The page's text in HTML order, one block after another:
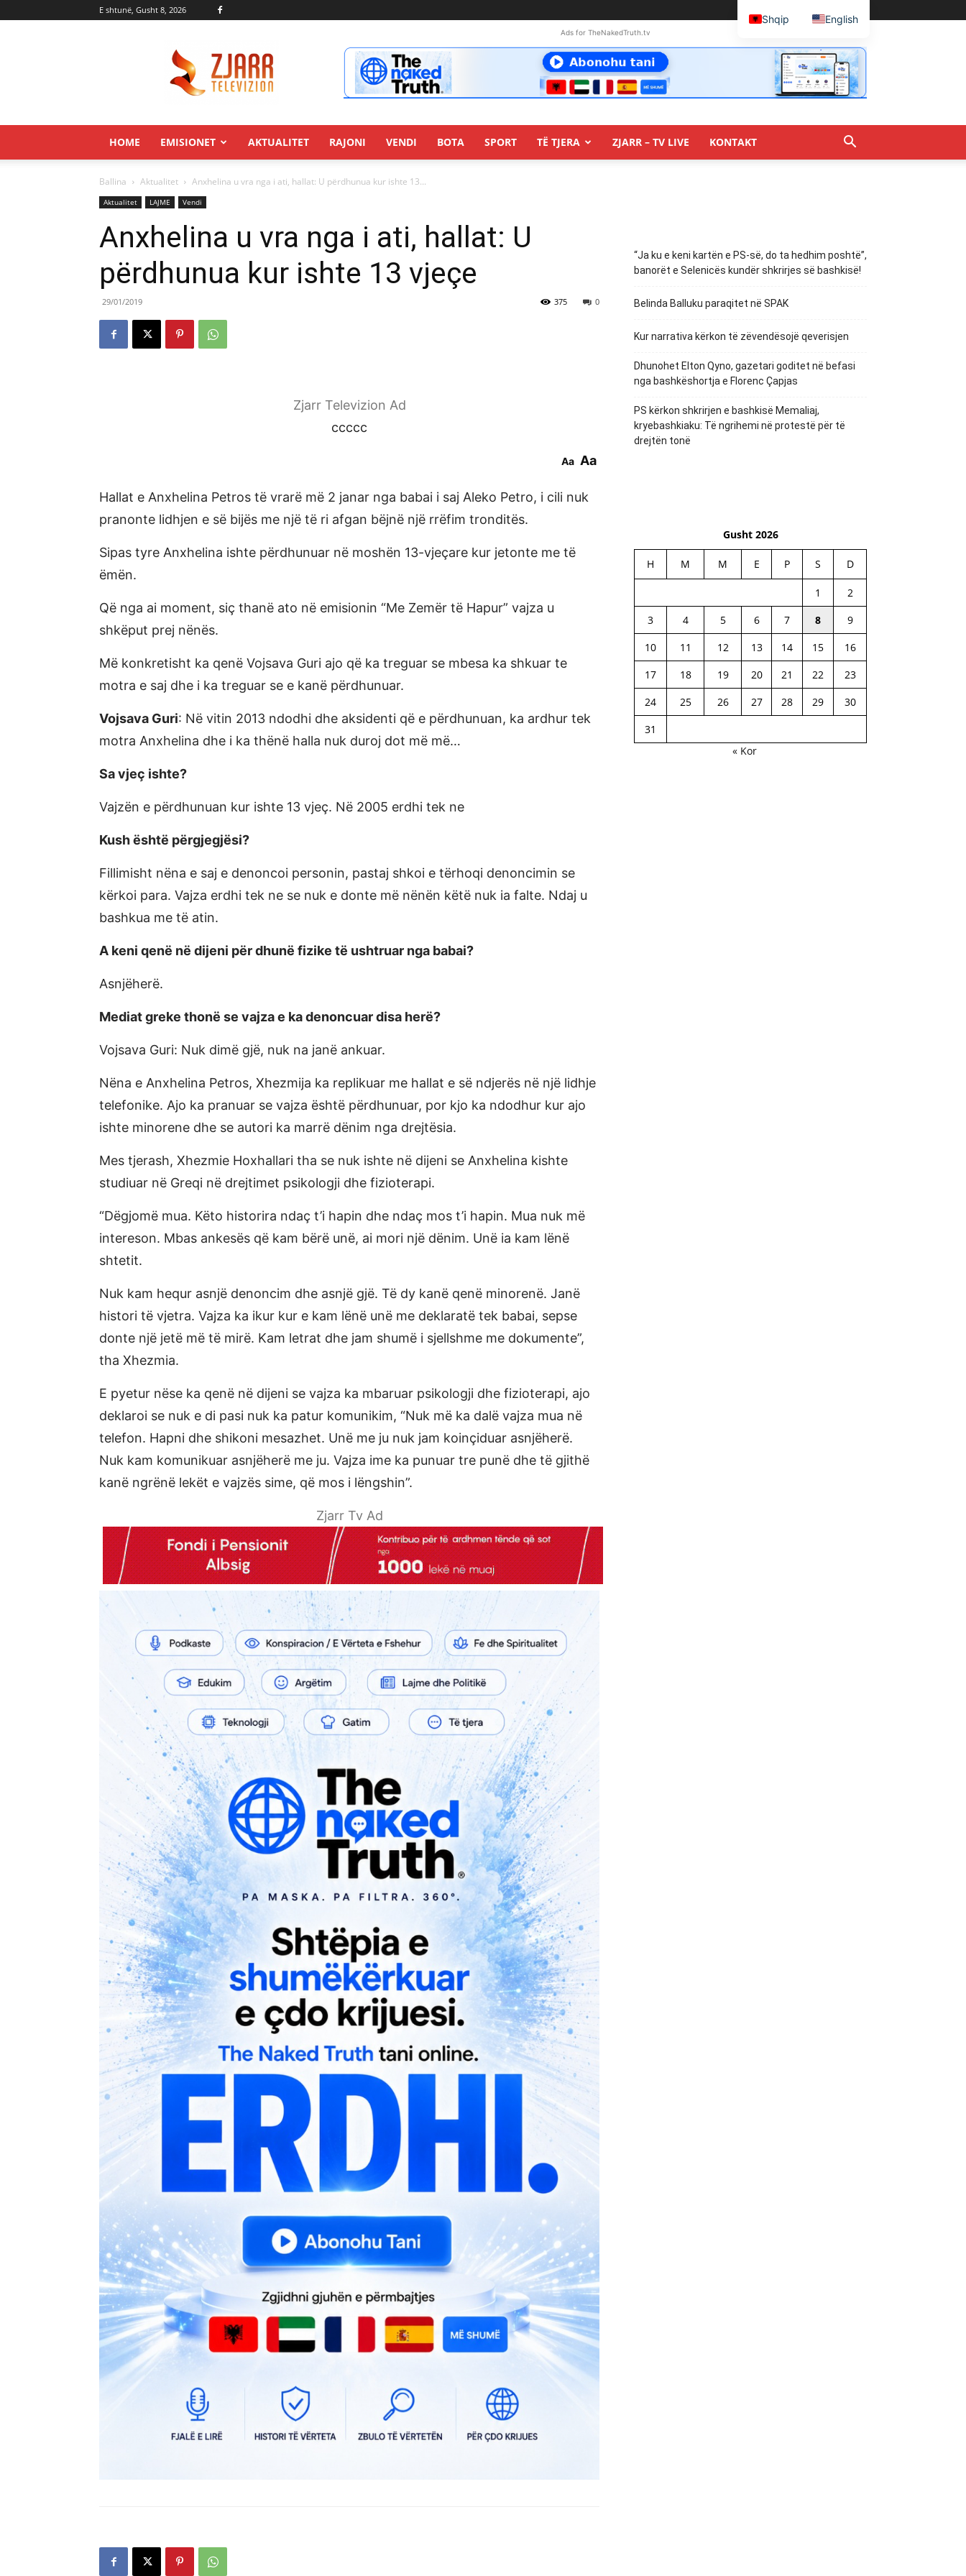
E shtunë, Gusht 8, 2026
Ads for TheNakedTruth.tv
HOME EMISIONET AKTUALITET RAJONI VENDI BOTA SPORT TË TJERA ZJARR – TV LIVE KONTAKT
Ballina Aktualitet Anxhelina u vra nga i ati, hallat: U përdhunua kur ishte 13...
Aktualitet LAJME Vendi
Anxhelina u vra nga i ati, hallat: U
përdhunua kur ishte 13 vjeçe
29/01/2019 0
375
Zjarr Televizion Ad
ccccc
Aa Aa
Hallat e Anxhelina Petros të vrarë më 2 janar nga babai i saj Aleko Petro, i cili nuk
pranonte lidhjen e së bijës me një të ri afgan bëjnë një rrëfim tronditës.
Sipas tyre Anxhelina ishte përdhunuar në moshën 13-vjeçare kur jetonte me të
ëmën.
Që nga ai moment, siç thanë ato në emisionin “Me Zemër të Hapur” vajza u
shkëput prej nënës.
Më konkretisht ka qenë Vojsava Guri ajo që ka treguar se mbesa ka shkuar te
motra e saj dhe i ka treguar se e kanë përdhunuar.
Vojsava Guri: Në vitin 2013 ndodhi dhe aksidenti që e përdhunuan, ka ardhur tek
motra Anxhelina dhe i ka thënë halla nuk duroj dot më më…
Sa vjeç ishte?
Vajzën e përdhunuan kur ishte 13 vjeç. Në 2005 erdhi tek ne
Kush është përgjegjësi?
Fillimisht nëna e saj e denoncoi personin, pastaj shkoi e tërhoqi denoncimin se
kërkoi para. Vajza erdhi tek ne se nuk e donte më nënën këtë nuk ia falte. Ndaj u
bashkua me të atin.
A keni qenë në dijeni për dhunë fizike të ushtruar nga babai?
Asnjëherë.
Mediat greke thonë se vajza e ka denoncuar disa herë?
Vojsava Guri: Nuk dimë gjë, nuk na janë ankuar.
Nëna e Anxhelina Petros, Xhezmija ka replikuar me hallat e së ndjerës në një lidhje
telefonike. Ajo ka pranuar se vajza është përdhunuar, por kjo ka ndodhur kur ajo
ishte minorene dhe se autori ka marrë dënim nga drejtësia.
Mes tjerash, Xhezmie Hoxhallari tha se nuk ishte në dijeni se Anxhelina kishte
studiuar në Greqi në drejtimet psikologji dhe fizioterapi.
“Dëgjomë mua. Këto historira ndaç t’i hapin dhe ndaç mos t’i hapin. Mua nuk më
intereson. Mbas ankesës që kam bërë unë, ai mori një dënim. Unë ia kam lënë
shtetit.
Nuk kam hequr asnjë denoncim dhe asnjë gjë. Të dy kanë qenë minorenë. Janë
histori të vjetra. Vajza ka ikur kur e kam lënë unë me deklaratë tek babai, sepse
donte një jetë më të mirë. Kam letrat dhe jam shumë i sjellshme me dokumente”,
tha Xhezmia.
E pyetur nëse ka qenë në dijeni se vajza ka mbaruar psikologji dhe fizioterapi, ajo
deklaroi se nuk e di pasi nuk ka patur komunikim, “Nuk më ka dalë vajza mua në
telefon. Hapni dhe shikoni mesazhet. Unë me ju nuk jam koinçiduar asnjëherë.
Nuk kam komunikuar asnjëherë me ju. Vajza ime ka punuar tre punë dhe të gjithë
kanë ngrënë lekët e vajzës sime, që mos i lëngshin”.
Zjarr Tv Ad
“Ja ku e keni kartën e PS-së, do ta hedhim poshtë”,
banorët e Selenicës kundër shkrirjes së bashkisë!
Belinda Balluku paraqitet në SPAK
Kur narrativa kërkon të zëvendësojë qeverisjen
Dhunohet Elton Qyno, gazetari goditet në befasi
nga bashkëshortja e Florenc Çapjas
PS kërkon shkrirjen e bashkisë Memaliaj,
kryebashkiaku: Të ngrihemi në protestë për të
drejtën tonë
Gusht 2026
H M M E P S D
1
2
3
4 5 6 7 8
9
10
11 12 13 14 15
16
17
18 19 20 21 22
23
24
25 26 27 28 29
30
31
« Kor
Shqip English